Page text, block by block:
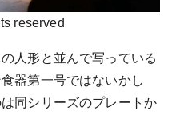
reserved
人形と並んで写っている
器第一号ではないかし
同シリーズのプレートか